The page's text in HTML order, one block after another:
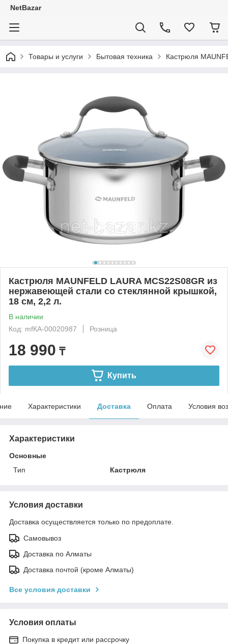
NetBazar
Товары и услуги Бытовая техника Кастрюля
Кастрюля MAUNFELD LAURA MCS22S08GR из
нержавеющей стали со стеклянной крышкой,
18 см, 2,2 л.
В наличии
Код: mfКА-00020987
Розница
18 990 ₸
Купить
Характеристики Доставка Оплата Условия
Характеристики
Основные
Тип
Кастрюля
Условия доставки
Доставка осуществляется только по предоплате.
Самовывоз
Доставка по Алматы
Доставка почтой (кроме Алматы)
Все условия доставки
Условия оплаты
Покупка в кредит или рассрочку